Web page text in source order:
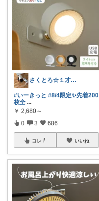
さくとろ☆１才児ぱぱ
#いーきっと #8/4限定✨先着200
枚全 ...
￥ 2,680～
0 3 686
コレ いいね